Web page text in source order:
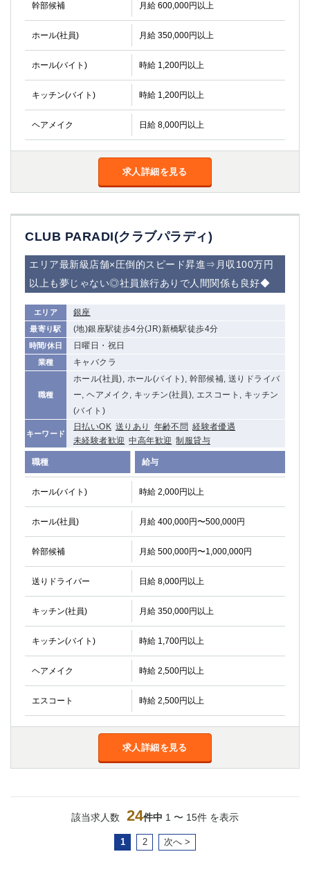
幹部候補 月給 600,000円以上
ホール(社員) 月給 350,000円以上
ホール(バイト) 時給 1,200円以上
キッチン(バイト) 時給 1,200円以上
ヘアメイク 日給 8,000円以上
求人詳細を見る
CLUB PARADI(クラブパラディ)
エリア最新級店舗×圧倒的スピード昇進⇒月収100万円
以上も夢じゃない◎社員旅行ありで人間関係も良好◆
エリア 銀座
最寄り駅 (地)銀座駅徒歩4分(JR)新橋駅徒歩4分
時間/休日 日曜日・祝日
業種 キャバクラ
職種
ホール(社員), ホール(バイト), 幹部候補, 送りドライバ
ー, ヘアメイク, キッチン(社員), エスコート, キッチン
(バイト)
キーワード
日払いOK 送りあり 年齢不問 経験者優遇
未経験者歓迎 中高年歓迎 制服貸与
職種 給与
ホール(バイト) 時給 2,000円以上
ホール(社員) 月給 400,000円〜500,000円
幹部候補 月給 500,000円〜1,000,000円
送りドライバー 日給 8,000円以上
キッチン(社員) 月給 350,000円以上
キッチン(バイト) 時給 1,700円以上
ヘアメイク 時給 2,500円以上
エスコート 時給 2,500円以上
求人詳細を見る
該当求人数 24件中 1 〜 15件 を表示
1 2 次へ >